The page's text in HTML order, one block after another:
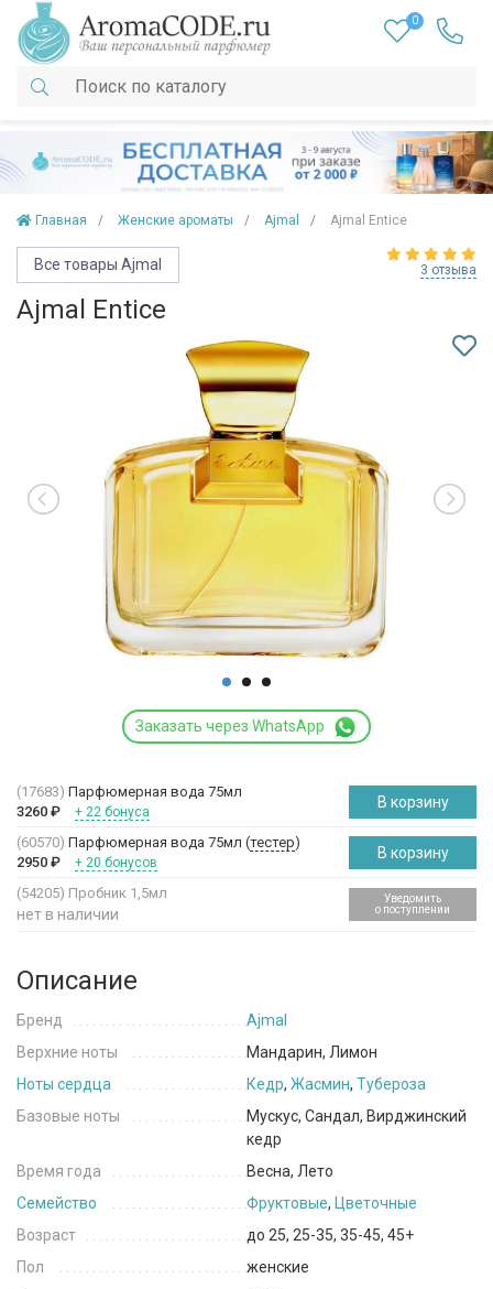
0
Главная Женские ароматы Ajmal Ajmal Entice
Все товары Ajmal 3 отзыва
Ajmal Entice
Заказать через WhatsApp
(17683) Парфюмерная вода 75мл
3260 ₽ + 22 бонуса
В корзину
(60570) Парфюмерная вода 75мл (тестер)
2950 ₽ + 20 бонусов
В корзину
(54205) Пробник 1,5мл
нет в наличии
Уведомить
о поступлении
Описание
Бренд
Ajmal
Верхние ноты
Мандарин, Лимон
Ноты сердца
Кедр, Жасмин, Тубероза
Базовые ноты
Мускус, Сандал, Вирджинский
кедр
Время года
Весна, Лето
Семейство
Фруктовые, Цветочные
Возраст
до 25, 25-35, 35-45, 45+
Пол
женские